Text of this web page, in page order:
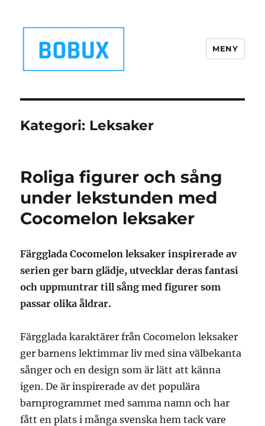
MENY
Kategori: Leksaker
Roliga figurer och sång
under lekstunden med
Cocomelon leksaker
Färgglada Cocomelon leksaker inspirerade av
serien ger barn glädje, utvecklar deras fantasi
och uppmuntrar till sång med figurer som
passar olika åldrar.
Färgglada karaktärer från Cocomelon leksaker
ger barnens lektimmar liv med sina välbekanta
sånger och en design som är lätt att känna
igen. De är inspirerade av det populära
barnprogrammet med samma namn och har
fått en plats i många svenska hem tack vare